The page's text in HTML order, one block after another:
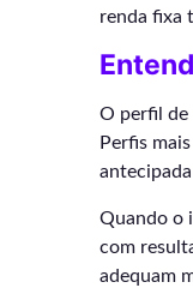
renda fixa
O perfil de
Perfis
Quando o
com
adequam